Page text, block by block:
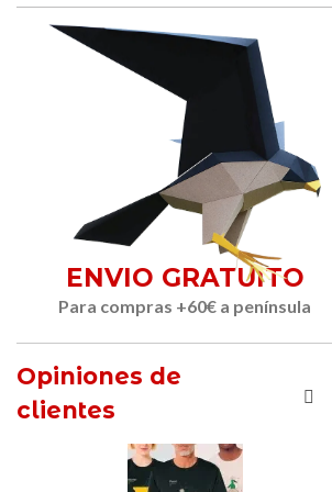
ENVIO GRATUITO
Para compras +60€ a península
Opiniones de
clientes